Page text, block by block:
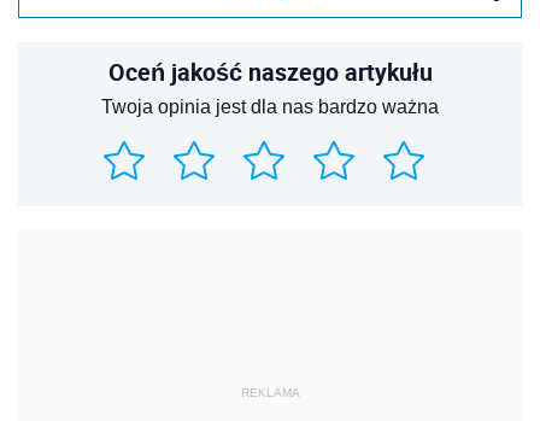
Oceń jakość naszego artykułu
Twoja opinia jest dla nas bardzo ważna
REKLAMA